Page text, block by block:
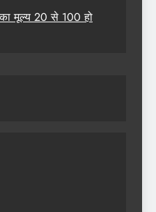
मूल्य 20 से 100 हो